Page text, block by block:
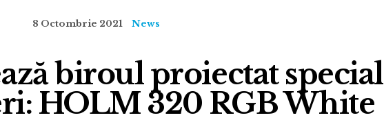
8 Octombrie 2021
News
biroul proiectat special
HOLM 320 RGB White